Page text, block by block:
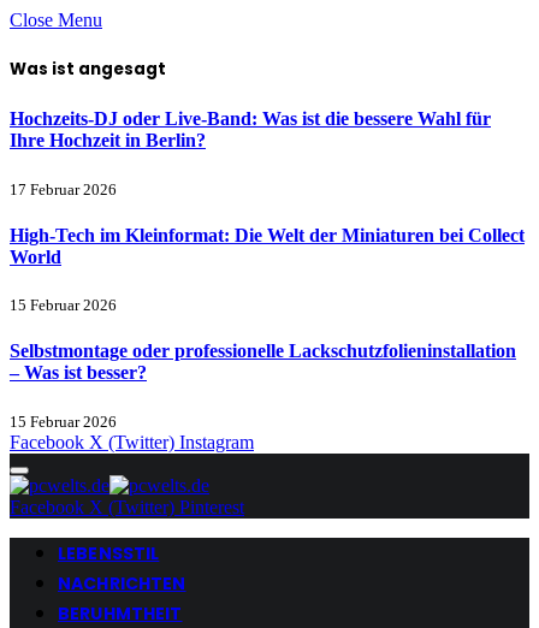
Close Menu
Was ist angesagt
Hochzeits-DJ oder Live-Band: Was ist die bessere Wahl für
Ihre Hochzeit in Berlin?
17 Februar 2026
High-Tech im Kleinformat: Die Welt der Miniaturen bei Collect
World
15 Februar 2026
Selbstmontage oder professionelle Lackschutzfolieninstallation
– Was ist besser?
15 Februar 2026
Facebook X (Twitter) Instagram
Facebook X (Twitter) Pinterest
LEBENSSTIL
NACHRICHTEN
BERUHMTHEIT